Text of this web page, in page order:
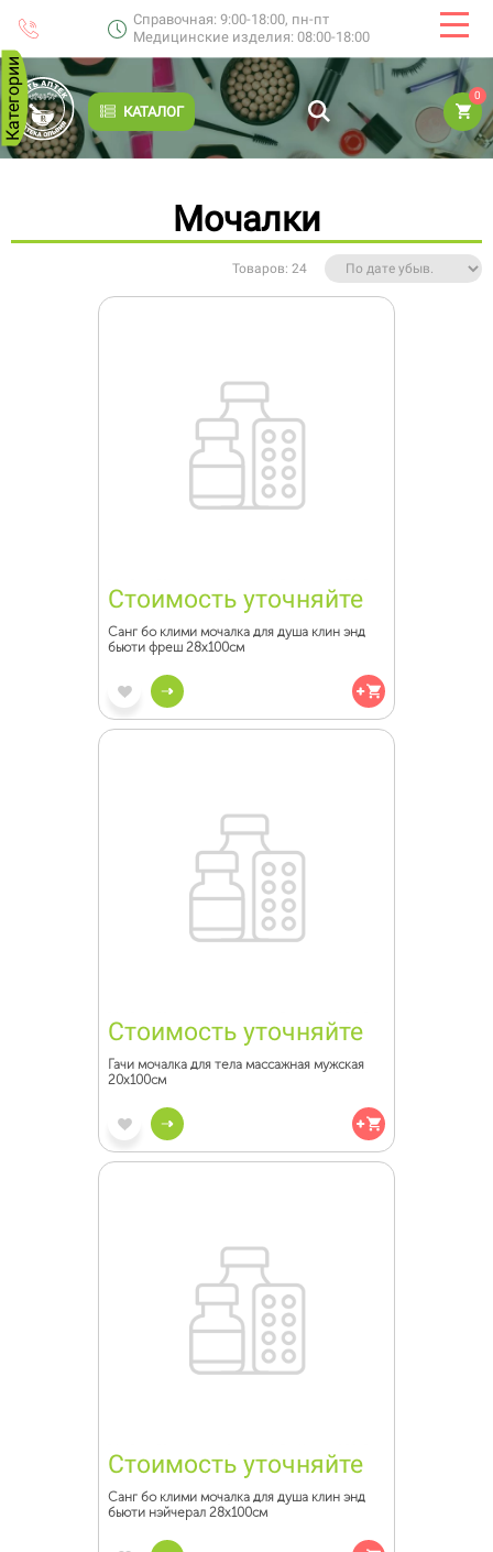
Справочная: 9:00-18:00, пн-пт
Медицинские изделия: 08:00-18:00
КАТАЛОГ
0
Категории
Мочалки
Товаров: 24
Стоимость уточняйте
Санг бо клими мочалка для душа клин энд
бьюти фреш 28х100см
Стоимость уточняйте
Гачи мочалка для тела массажная мужская
20х100см
Стоимость уточняйте
Санг бо клими мочалка для душа клин энд
бьюти нэйчерал 28х100см